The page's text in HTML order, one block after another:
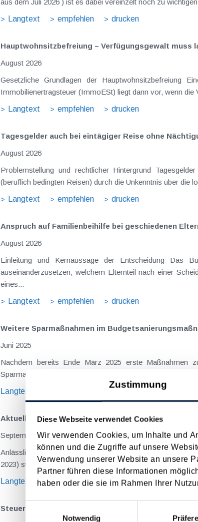
Zustimmung
Diese Webseite verwendet Cookies
Wir verwenden Cookies, um Inhalte und
können und die Zugriffe auf unsere
Verwendung unserer Website an unsere
Partner führen diese Informationen
haben oder die sie im Rahmen Ihrer
Einwilligungsauswahl
Notwendig
Langtext
empfehlen drucken
Hauptwohnsitz​­befreiung – Verfügungsgewalt muss
August 2026
Gesetzliche Grundlagen der Hauptwohnsitzbefreiung Eine Ausnahme von der bei privaten Grundstücksveräußerungen regelmäßig anfallenden
Immobilienertragsteuer (ImmoESt) liegt dann vor, wenn
Langtext
empfehlen drucken
Tagesgelder auch bei eintägiger Reise ohne
August 2026
Problemstellung und rechtlicher Hintergrund Tagesgelder sollen Verpflegungsmehraufwendungen ausgleichen, welche im Zuge von Dienstreisen
(beruflich bedingten Reisen) durch die Unkenntnis über die
Langtext
empfehlen drucken
Anspruch auf Familienbeihilfe bei geschiedenen
August 2026
Einleitung und Kernaussage der Entscheidung Das Bundesfinanzgericht (GZ RV/7103366/2025 vom 10.02.2026) hatte sich mit der Frage
auseinanderzusetzen, welchem Elternteil nach einer
eines...
Langtext
empfehlen drucken
Weitere Sparmaßnahmen im
Juni 2025
Nachdem bereits Ende März 2025 erste Maßnahmen
Sparmaßnahmen festgelegt
Langtext
Aktuelle Hochwasserkatastrophen - BMF-Info zu
September 2023
Anlässlich der jüngsten Katastrophenschäden durch
2023) steuerliche Maßnahmen aufgelistet, die Betroffenen
Langtext
empfehlen drucken
Steuerliche Maßnahmen im Zusammenhang mit der